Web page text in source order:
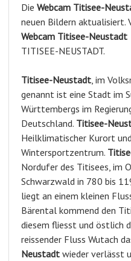
Die Webcam Titisee-
neuen Bildern aktualisiert.
Webcam Titisee-Neustadt
TITISEE-NEUSTADT.
Titisee-Neustadt , im
genannt ist eine Stadt im
Württembergs im
Deutschland. Titisee-
Heilklimatischer Kurort
Wintersportzentrum.
Nordufer des Titisees, im
Schwarzwald in 780 bis
liegt an einem kleinen
Bärental kommend den
diesem fliesst und östlich
reissender Fluss Wutach
Neustadt wieder verlässt